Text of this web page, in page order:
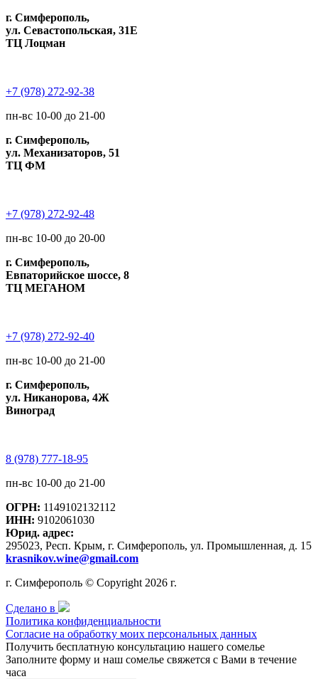
г. Симферополь,
ул. Севастопольская, 31Е
ТЦ Лоцман
+7 (978) 272-92-38
пн-вс 10-00 до 21-00
г. Симферополь,
ул. Механизаторов, 51
ТЦ ФМ
+7 (978) 272-92-48
пн-вс 10-00 до 20-00
г. Симферополь,
Евпаторийское шоссе, 8
ТЦ МЕГАНОМ
+7 (978) 272-92-40
пн-вс 10-00 до 21-00
г. Симферополь,
ул. Никанорова, 4Ж
Виноград
8 (978) 777-18-95
пн-вс 10-00 до 21-00
ОГРН: 1149102132112
ИНН: 9102061030
Юрид. адрес:
295023, Респ. Крым, г. Симферополь, ул. Промышленная, д. 15
krasnikov.wine@gmail.com
г. Симферополь © Copyright 2026 г.
Сделано в
Политика конфиденциальности
Согласие на обработку моих персональных данных
Получить бесплатную консультацию нашего сомелье
Заполните форму и наш сомелье свяжется с Вами в течение
часа